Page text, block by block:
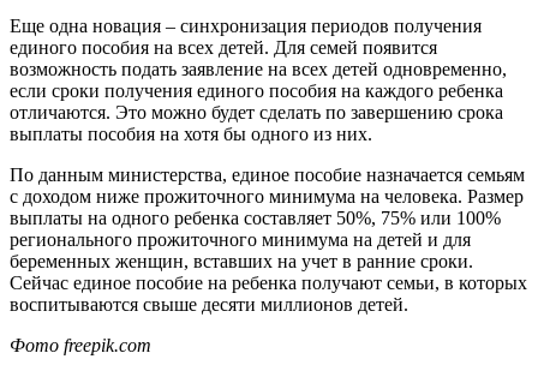
Еще одна новация – синхронизация периодов получения
единого пособия на всех детей. Для семей появится
возможность подать заявление на всех детей одновременно,
если сроки получения единого пособия на каждого ребенка
отличаются. Это можно будет сделать по завершению срока
выплаты пособия на хотя бы одного из них.
По данным министерства, единое пособие назначается семьям
с доходом ниже прожиточного минимума на человека. Размер
выплаты на одного ребенка составляет 50%, 75% или 100%
регионального прожиточного минимума на детей и для
беременных женщин, вставших на учет в ранние сроки.
Сейчас единое пособие на ребенка получают семьи, в которых
воспитываются свыше десяти миллионов детей.
Фото freepik.com